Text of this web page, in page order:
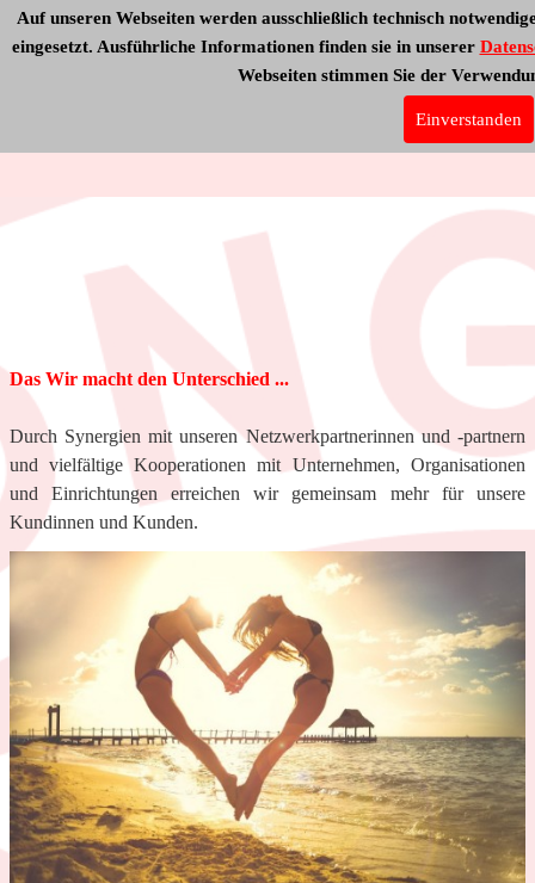
Auf unseren Webseiten werden ausschließlich technisch
eingesetzt. Ausführliche Informationen finden sie in unserer
Webseiten stimmen Sie der
Einverstanden
Das Wir macht den Unterschied ...
Durch Synergien mit unseren Netzwerkpartnerinnen und -partnern
und vielfältige Kooperationen mit Unternehmen, Organisationen
und Einrichtungen erreichen wir gemeinsam mehr für unsere
Kundinnen und Kunden.